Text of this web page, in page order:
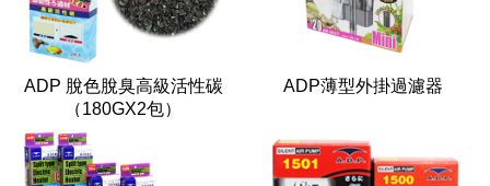
ADP 脫色脫臭高級活性碳
（180GX2包）
ADP薄型外掛過濾器